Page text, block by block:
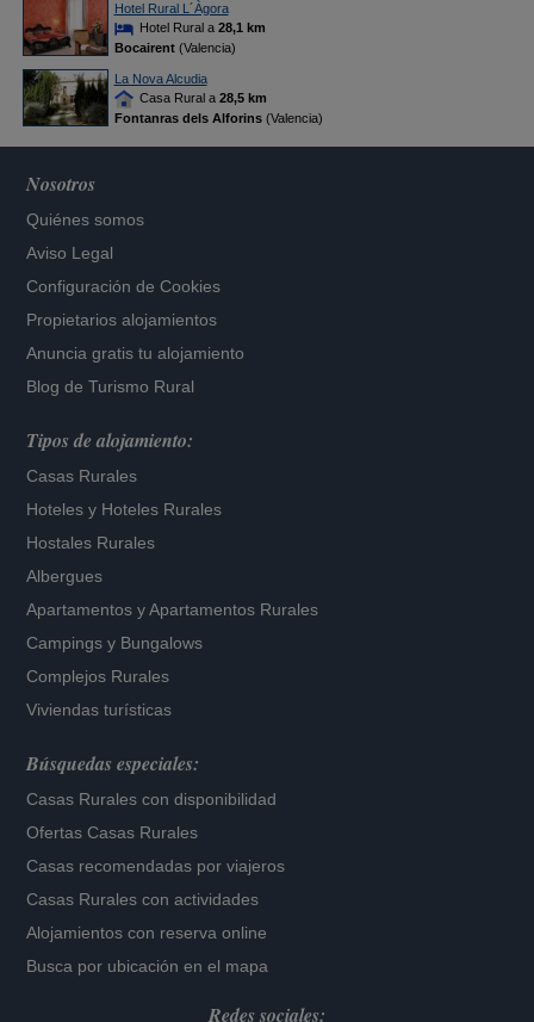
Hotel Rural L´Àgora
Hotel Rural a 28,1 km
Bocairent(Valencia)
La Nova Alcudia
Casa Rural a 28,5 km
Fontanras dels Alforins(Valencia)
Nosotros
Quiénes somos
Aviso Legal
Configuración de Cookies
Propietarios alojamientos
Anuncia gratis tu alojamiento
Blog de Turismo Rural
Tipos de alojamiento:
Casas Rurales
Hoteles y Hoteles Rurales
Hostales Rurales
Albergues
Apartamentos yApartamentos Rurales
Campings y Bungalows
Complejos Rurales
Viviendas turísticas
Búsquedas especiales:
Casas Rurales con disponibilidad
Ofertas Casas Rurales
Casas recomendadas por viajeros
Casas Rurales con actividades
Alojamientos con reserva online
Busca por ubicación en el mapa
Redes sociales: